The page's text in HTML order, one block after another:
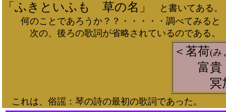
「ふきといふも 草の名」
と書いてある。
何のことであろうか？？・・・・・調べてみると
次の、後ろの歌詞が省略されているのである。
＜茗荷(み
富貴
冥
これは、俗謡：琴の詩の最初の歌詞であった。